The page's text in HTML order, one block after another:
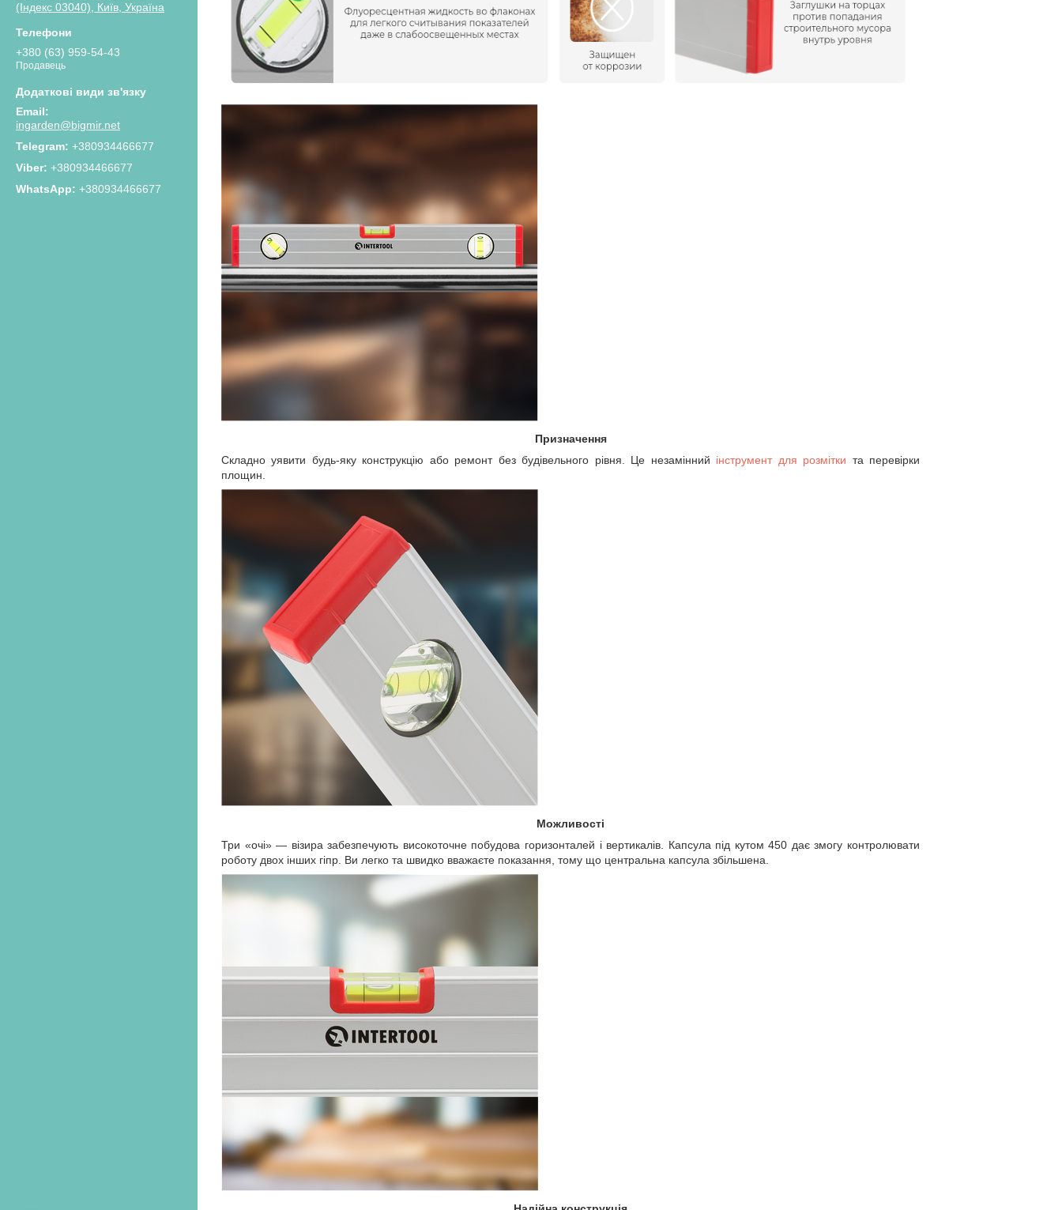
(Індекс 03040), Київ, Україна
+380 (63) 959-54-43
Продавець
ingarden@bigmir.net
+380934466677
+380934466677
+380934466677
Призначення
Складно уявити будь-яку конструкцію або ремонт без будівельного рівня. Це незамінний інструмент для розмітки та перевірки
площин.
Можливості
Три «очі» — візира забезпечують високоточне побудова горизонталей і вертикалів. Капсула під кутом 450 дає змогу контролювати
роботу двох інших гіпр. Ви легко та швидко вважаєте показання, тому що центральна капсула збільшена.